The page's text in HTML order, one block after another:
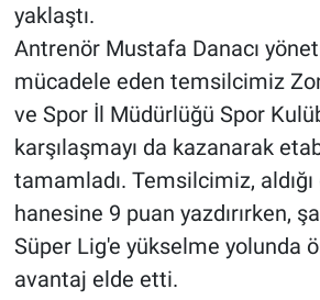
yaklaştı.
Antrenör Mustafa Danacı
mücadele eden temsilcimiz
ve Spor İl Müdürlüğü Spor
karşılaşmayı da kazanarak
tamamladı. Temsilcimiz,
hanesine 9 puan yazdırırken,
Süper Lig'e yükselme yolunda
avantaj elde etti.